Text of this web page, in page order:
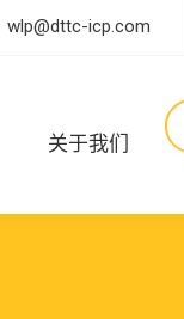
wlp@dttc-icp.com
关于我们